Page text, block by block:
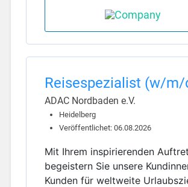
Reisespezialist (w/m/
ADAC Nordbaden e.V.
Heidelberg
Veröffentlichet: 06.08.2026
Mit Ihrem inspirierenden
begeistern Sie unsere
Kunden für weltweite